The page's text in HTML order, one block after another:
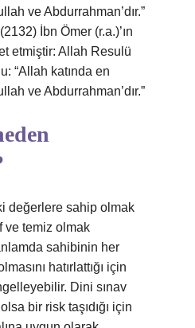
ve Abdurrahman’dır.”
İbn Ömer (r.a.)’ın
etmiştir: Allah Resulü
“Allah katında en
ve Abdurrahman’dır.”
değerlere sahip olmak
ve temiz olmak
sahibinin her
hatırlattığı için
Dini sınav
bir risk taşıdığı için